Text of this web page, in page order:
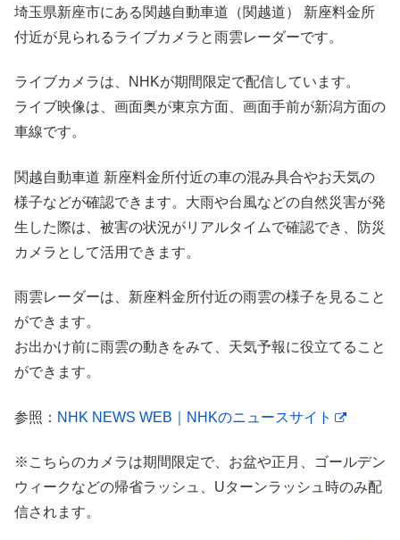
埼玉県新座市にある関越自動車道（関越道） 新座料金所
付近が見られるライブカメラと雨雲レーダーです。
ライブカメラは、NHKが期間限定で配信しています。
ライブ映像は、画面奥が東京方面、画面手前が新潟方面の
車線です。
関越自動車道 新座料金所付近の車の混み具合やお天気の
様子などが確認できます。大雨や台風などの自然災害が発
生した際は、被害の状況がリアルタイムで確認でき、防災
カメラとして活用できます。
雨雲レーダーは、新座料金所付近の雨雲の様子を見ること
ができます。
お出かけ前に雨雲の動きをみて、天気予報に役立てること
ができます。
参照： NHK NEWS WEB｜NHKのニュースサイト
※こちらのカメラは期間限定で、お盆や正月、ゴールデン
ウィークなどの帰省ラッシュ、Uターンラッシュ時のみ配
信されます。